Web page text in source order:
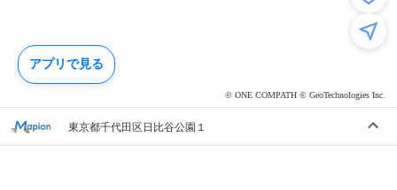
© ONE COMPATH © GeoTechnologies Inc.
東京都千代田区日比谷公園１
アプリで見る